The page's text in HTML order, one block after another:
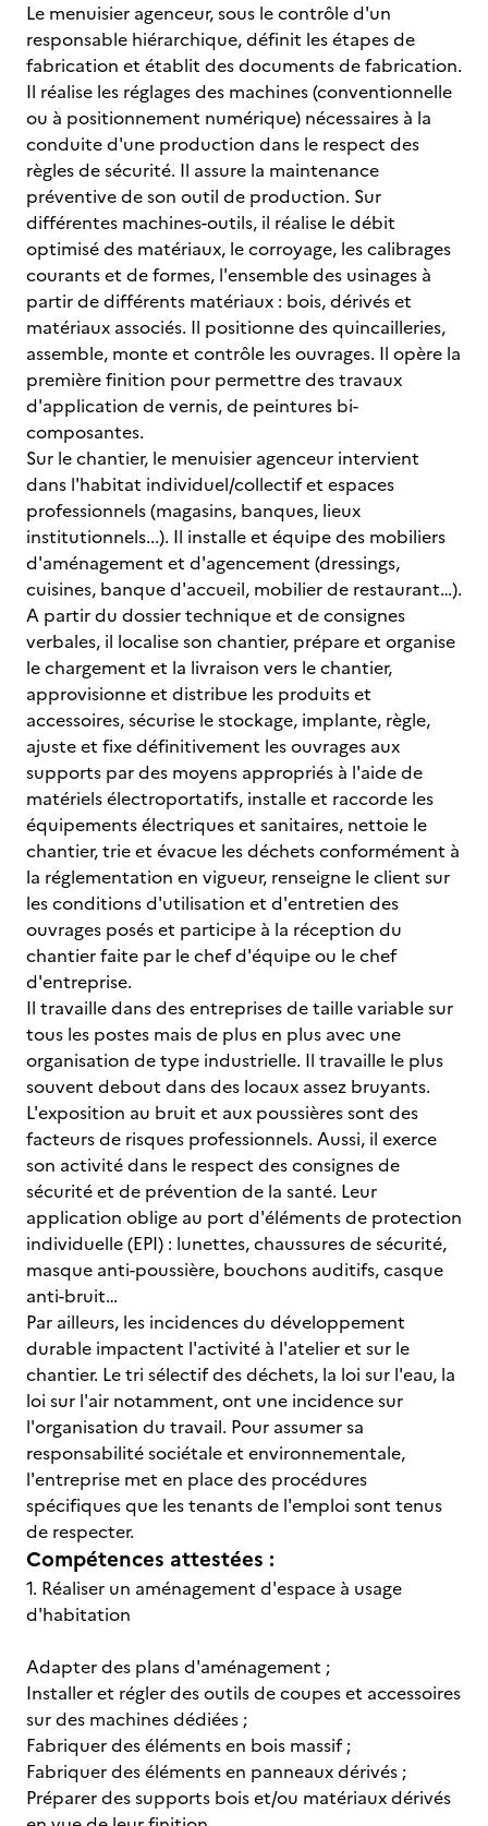
Le menuisier agenceur, sous le contrôle d'un
responsable hiérarchique, définit les étapes de
fabrication et établit des documents de fabrication.
Il réalise les réglages des machines (conventionnelle
ou à positionnement numérique) nécessaires à la
conduite d'une production dans le respect des
règles de sécurité. Il assure la maintenance
préventive de son outil de production. Sur
différentes machines-outils, il réalise le débit
optimisé des matériaux, le corroyage, les calibrages
courants et de formes, l'ensemble des usinages à
partir de différents matériaux : bois, dérivés et
matériaux associés. Il positionne des quincailleries,
assemble, monte et contrôle les ouvrages. Il opère la
première finition pour permettre des travaux
d'application de vernis, de peintures bi-
composantes.
Sur le chantier, le menuisier agenceur intervient
dans l'habitat individuel/collectif et espaces
professionnels (magasins, banques, lieux
institutionnels...). Il installe et équipe des mobiliers
d'aménagement et d'agencement (dressings,
cuisines, banque d'accueil, mobilier de restaurant…).
A partir du dossier technique et de consignes
verbales, il localise son chantier, prépare et organise
le chargement et la livraison vers le chantier,
approvisionne et distribue les produits et
accessoires, sécurise le stockage, implante, règle,
ajuste et fixe définitivement les ouvrages aux
supports par des moyens appropriés à l'aide de
matériels électroportatifs, installe et raccorde les
équipements électriques et sanitaires, nettoie le
chantier, trie et évacue les déchets conformément à
la réglementation en vigueur, renseigne le client sur
les conditions d'utilisation et d'entretien des
ouvrages posés et participe à la réception du
chantier faite par le chef d'équipe ou le chef
d'entreprise.
Il travaille dans des entreprises de taille variable sur
tous les postes mais de plus en plus avec une
organisation de type industrielle. Il travaille le plus
souvent debout dans des locaux assez bruyants.
L'exposition au bruit et aux poussières sont des
facteurs de risques professionnels. Aussi, il exerce
son activité dans le respect des consignes de
sécurité et de prévention de la santé. Leur
application oblige au port d'éléments de protection
individuelle (EPI) : lunettes, chaussures de sécurité,
masque anti-poussière, bouchons auditifs, casque
anti-bruit…
Par ailleurs, les incidences du développement
durable impactent l'activité à l'atelier et sur le
chantier. Le tri sélectif des déchets, la loi sur l'eau, la
loi sur l'air notamment, ont une incidence sur
l'organisation du travail. Pour assumer sa
responsabilité sociétale et environnementale,
l'entreprise met en place des procédures
spécifiques que les tenants de l'emploi sont tenus
de respecter.
Compétences attestées :
1. Réaliser un aménagement d'espace à usage
d'habitation
Adapter des plans d'aménagement ;
Installer et régler des outils de coupes et accessoires
sur des machines dédiées ;
Fabriquer des éléments en bois massif ;
Fabriquer des éléments en panneaux dérivés ;
Préparer des supports bois et/ou matériaux dérivés